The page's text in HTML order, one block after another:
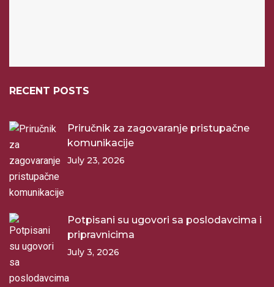
RECENT POSTS
Priručnik za zagovaranje pristupačne
komunikacije
July 23, 2026
Potpisani su ugovori sa poslodavcima i
pripravnicima
July 3, 2026